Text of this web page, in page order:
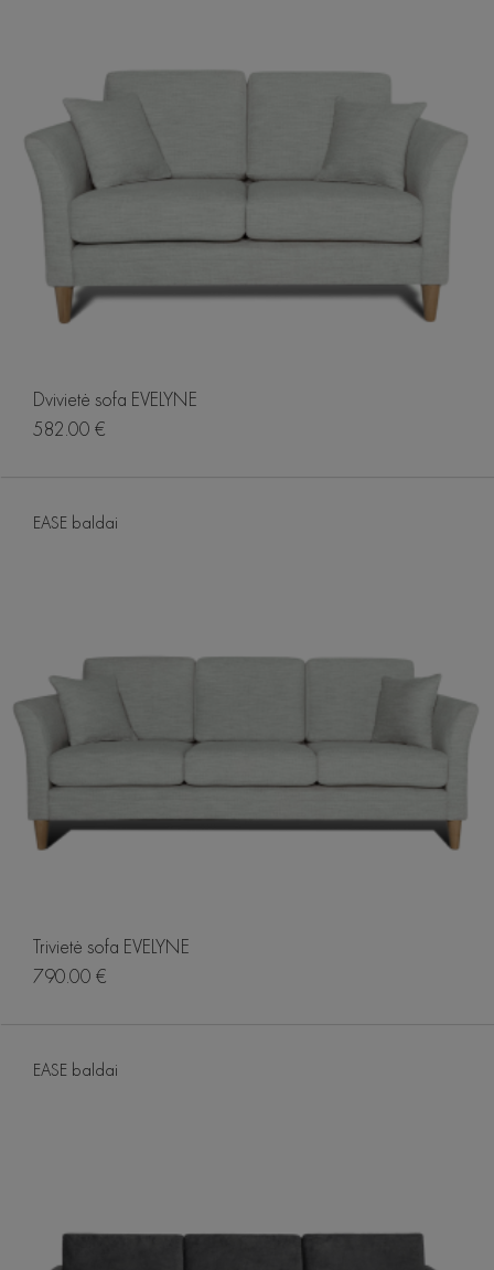
Dvivietė sofa EVELYNE
582.00 €
EASE baldai
Trivietė sofa EVELYNE
790.00 €
EASE baldai